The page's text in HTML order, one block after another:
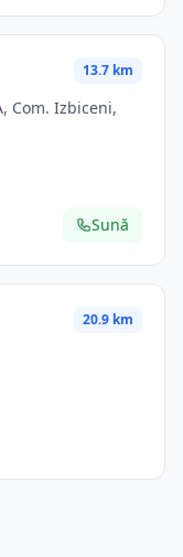
13.7 km
Sună
20.9 km